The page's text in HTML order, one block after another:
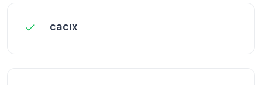
cacıx